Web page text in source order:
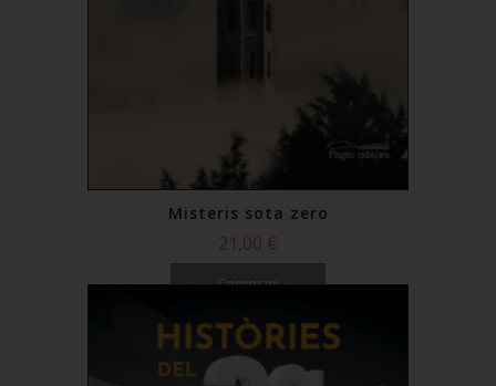
Misteris sota zero
21,00 €
Comprar